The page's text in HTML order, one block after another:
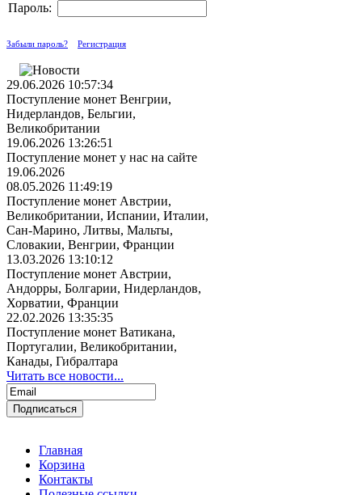
Пароль:
Забыли пароль? Регистрация
29.06.2026 10:57:34
Поступление монет Венгрии,
Нидерландов, Бельгии,
Великобритании
19.06.2026 13:26:51
Поступление монет у нас на сайте
19.06.2026
08.05.2026 11:49:19
Поступление монет Австрии,
Великобритании, Испании, Италии,
Сан-Марино, Литвы, Мальты,
Словакии, Венгрии, Франции
13.03.2026 13:10:12
Поступление монет Австрии,
Андорры, Болгарии, Нидерландов,
Хорватии, Франции
22.02.2026 13:35:35
Поступление монет Ватикана,
Португалии, Великобритании,
Канады, Гибралтара
Читать все новости...
Главная
Корзина
Контакты